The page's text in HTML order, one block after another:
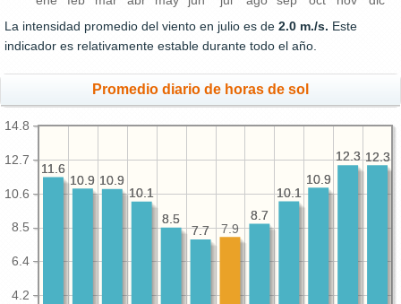
La intensidad promedio del viento en julio es de 2.0 m./s. Este
indicador es relativamente estable durante todo el año.
Promedio diario de horas de sol
4.2
6.4
8.5
10.6
12.7
14.8
12.3
12.3
10.9
10.1
8.7
7.7
8.5
10.1
10.9
10.9
11.6
12.3
12.3
10.9
10.1
8.7
7.9
7.7
8.5
10.1
10.9
10.9
11.6